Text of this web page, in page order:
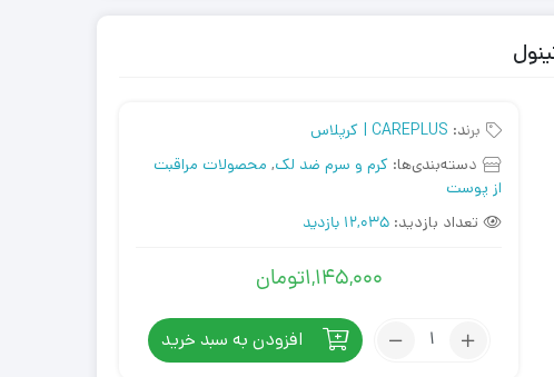
برند: CAREPLUS | کرپلاس
دسته‌بندی‌ها: کرم و سرم ضد لک, محصولات مراقبت
از پوست
تعداد بازدید: 12,035 بازدید
1,145,000تومان
تعداد:
افزودن به سبد خرید